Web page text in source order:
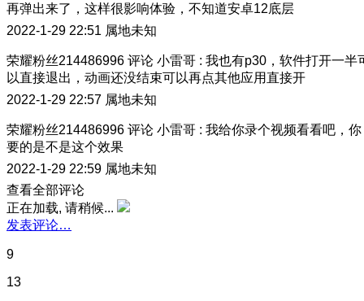
再弹出来了，这样很影响体验，不知道安卓12底层
2022-1-29 22:51 属地未知
荣耀粉丝214486996 评论 小雷哥 : 我也有p30，软件打开一半
以直接退出，动画还没结束可以再点其他应用直接开
2022-1-29 22:57 属地未知
荣耀粉丝214486996 评论 小雷哥 : 我给你录个视频看看吧，你
要的是不是这个效果
2022-1-29 22:59 属地未知
查看全部评论
正在加载, 请稍候...
发表评论…
9
13